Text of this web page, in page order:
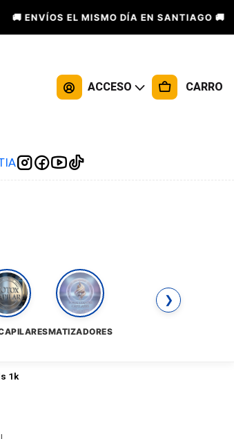
EL MISMO DÍA EN SANTIAGO 🚚 •
ACCESO CARRO
MATIZADORES
❯
1k